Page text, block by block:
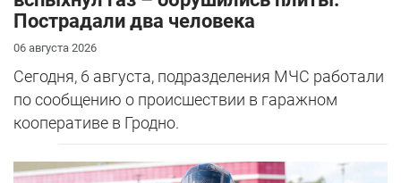
Пострадали два человека
06 августа 2026
Сегодня, 6 августа, подразделения МЧС работали
по сообщению о происшествии в гаражном
кооперативе в Гродно.